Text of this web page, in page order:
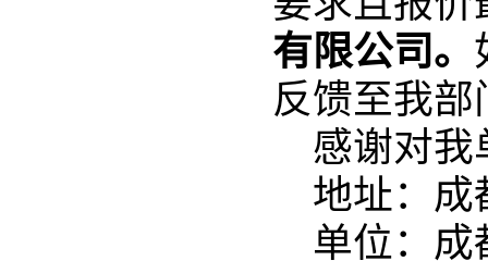
有限公司。
反馈至我
感谢对我
地址：成
单位：成